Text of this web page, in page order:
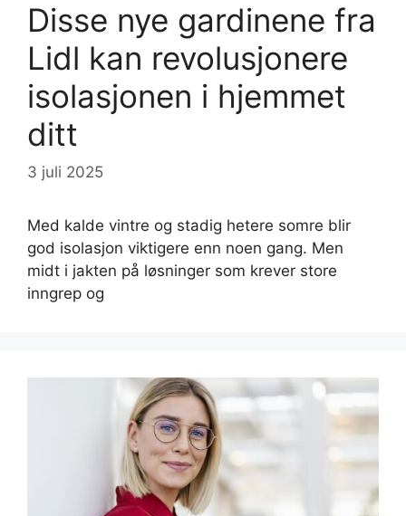
Disse nye gardinene fra
Lidl kan revolusjonere
isolasjonen i hjemmet
ditt
3 juli 2025
Med kalde vintre og stadig hetere somre blir
god isolasjon viktigere enn noen gang. Men
midt i jakten på løsninger som krever store
inngrep og